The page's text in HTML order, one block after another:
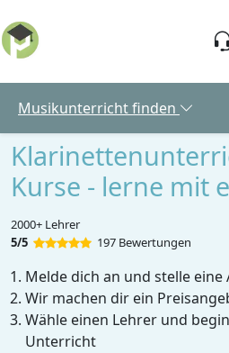
Musikunterricht finden
Kurse - lerne mit
2000+ Lehrer
5/5
197 Bewertungen
Melde dich an und stelle eine
Wir machen dir ein
Wähle einen Lehrer und
Unterricht